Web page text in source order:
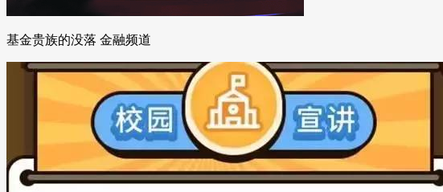
基金贵族的没落 金融频道